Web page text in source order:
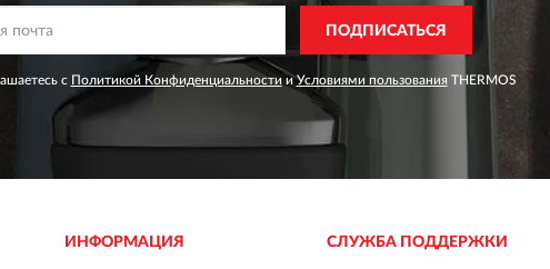
ПОДПИСАТЬСЯ
с Политикой Конфиденциальности иУсловиями пользования THERMOS
ИНФОРМАЦИЯ СЛУЖБА ПОДДЕРЖКИ